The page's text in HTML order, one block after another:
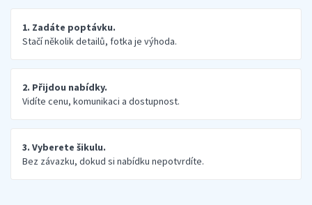
1. Zadáte poptávku.
Stačí několik detailů, fotka je výhoda.
2. Přijdou nabídky.
Vidíte cenu, komunikaci a dostupnost.
3. Vyberete šikulu.
Bez závazku, dokud si nabídku nepotvrdíte.